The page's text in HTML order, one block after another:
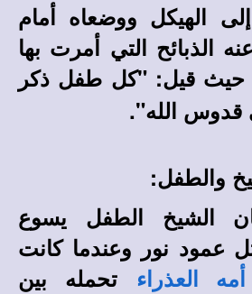
الهيكل ووضعاه أمام
الذبائح التي أمرت بها
حيث قيل: "كل طفل ذكر
قدوس الله".
الشيخ الطفل يسوع
عمود نور وعندما كانت
العذراء
تحمله بين